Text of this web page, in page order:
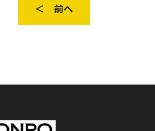
＜ 前へ